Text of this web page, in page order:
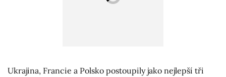
Ukrajina, Francie a Polsko postoupily jako nejlepší tři